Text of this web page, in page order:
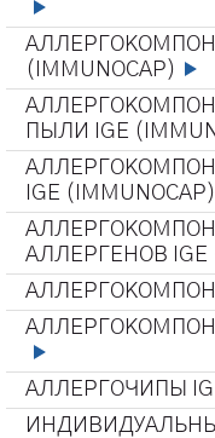
(IMMUNOCAP)
ПЫЛИ IGE
IGE (IMMUNOCAP)
АЛЛЕРГЕНОВ IGE
АЛЛЕРГОЧИПЫ